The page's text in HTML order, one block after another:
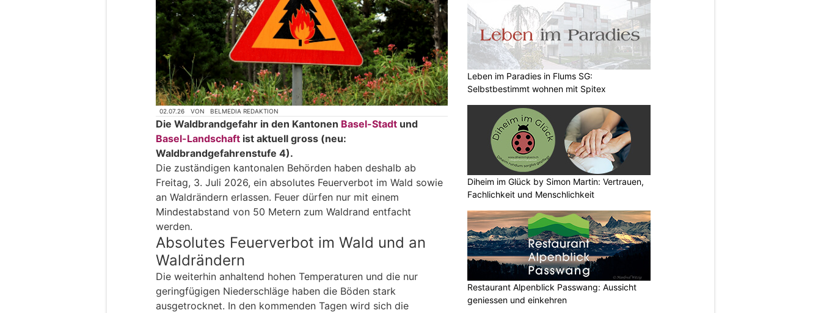
02.07.26 VON BELMEDIA REDAKTION
Die Waldbrandgefahr in den Kantonen Basel-Stadt und
Basel-Landschaft ist aktuell gross (neu:
Waldbrandgefahrenstufe 4).
Die zuständigen kantonalen Behörden haben deshalb ab
Freitag, 3. Juli 2026, ein absolutes Feuerverbot im Wald sowie
an Waldrändern erlassen. Feuer dürfen nur mit einem
Mindestabstand von 50 Metern zum Waldrand entfacht
werden.
Absolutes Feuerverbot im Wald und an
Waldrändern
Die weiterhin anhaltend hohen Temperaturen und die nur
geringfügigen Niederschläge haben die Böden stark
ausgetrocknet. In den kommenden Tagen wird sich die
Leben im Paradies in Flums SG:
Selbstbestimmt wohnen mit Spitex
Diheim im Glück by Simon Martin: Vertrauen,
Fachlichkeit und Menschlichkeit
Restaurant Alpenblick Passwang: Aussicht
geniessen und einkehren